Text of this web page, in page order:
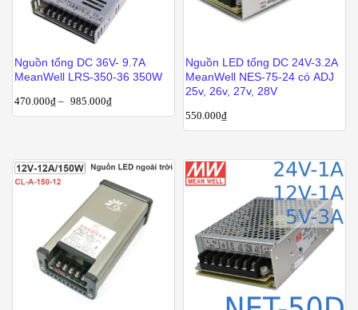
Nguồn tổng DC 36V- 9.7A
MeanWell LRS-350-36 350W
470.000₫ – 985.000₫
Nguồn LED tổng DC 24V-3.2A
MeanWell NES-75-24 có ADJ
25v, 26v, 27v, 28V
550.000₫